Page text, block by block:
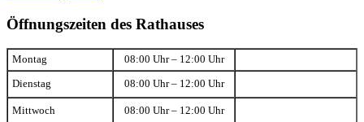
Öffnungszeiten des Rathauses
Montag 08:00 Uhr – 12:00 Uhr
Dienstag 08:00 Uhr – 12:00 Uhr
Mittwoch 08:00 Uhr – 12:00 Uhr